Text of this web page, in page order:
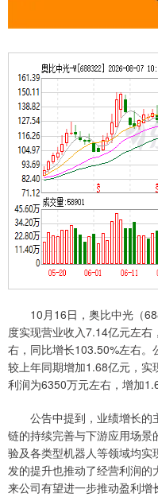
10月16日，奥比中光（
度实现营业收入7.14亿元左
右，同比增长103.50%左右。
较上年同期增加1.68亿元，
利润为6350万元左右，增加
公告中提到，业绩增长的
链的持续完善与下游应用场
验及各类型机器人等领域均
发的提升也推动了经营利润
来公司有望进一步推动盈利增